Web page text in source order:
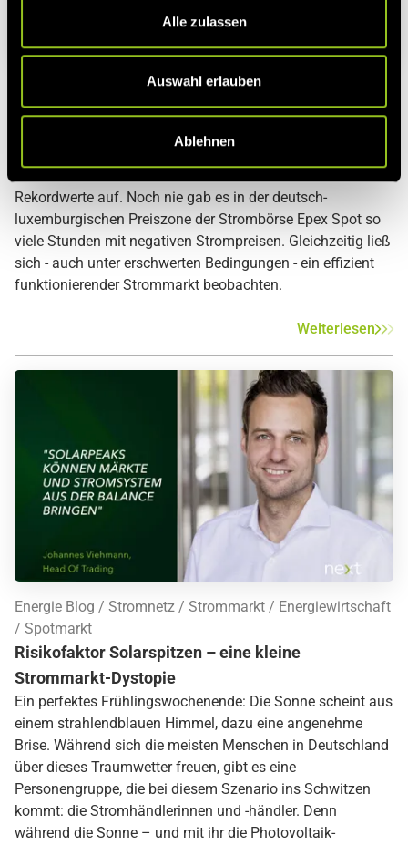
Alle zulassen
Auswahl erlauben
Ablehnen
Erneuerbare Energien
Strommarkt
Stromhandel
Spotmarkt
Muttertag weit unter Null
Rekordwerte auf. Noch nie gab es in der deutsch-
luxemburgischen Preiszone der Strombörse Epex Spot so
viele Stunden mit negativen Strompreisen. Gleichzeitig ließ
sich - auch unter erschwerten Bedingungen - ein effizient
funktionierender Strommarkt beobachten.
Weiterlesen
Energie Blog Stromnetz Strommarkt
Energiewirtschaft
Spotmarkt
Risikofaktor Solarspitzen – eine kleine
Strommarkt-Dystopie
Ein perfektes Frühlingswochenende: Die Sonne scheint aus
einem strahlendblauen Himmel, dazu eine angenehme
Brise. Während sich die meisten Menschen in Deutschland
über dieses Traumwetter freuen, gibt es eine
Personengruppe, die bei diesem Szenario ins Schwitzen
kommt: die Stromhändlerinnen und -händler. Denn
während die Sonne – und mit ihr die Photovoltaik-